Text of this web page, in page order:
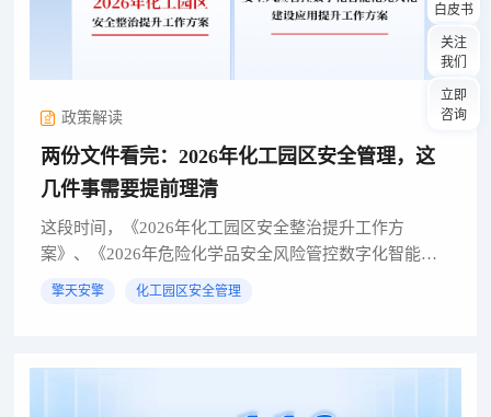
政策解读
两份文件看完：2026年化工园区安全管理，这
几件事需要提前理清
这段时间，《2026年化工园区安全整治提升工作方
案》、《2026年危险化学品安全风险管控数字化智能化
无人化建设应用提升工作方案》两份文件陆续出来后，
擎天安擎 化工园区安全管理
白皮书
关注
我们
立即
咨询